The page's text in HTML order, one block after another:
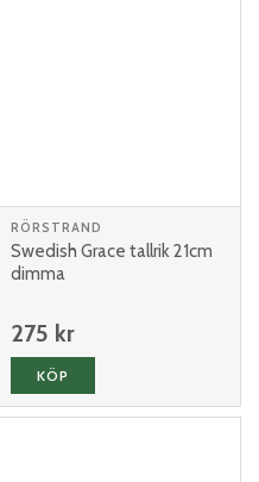
RÖRSTRAND
Swedish Grace tallrik 21cm
dimma
275 kr
KÖP